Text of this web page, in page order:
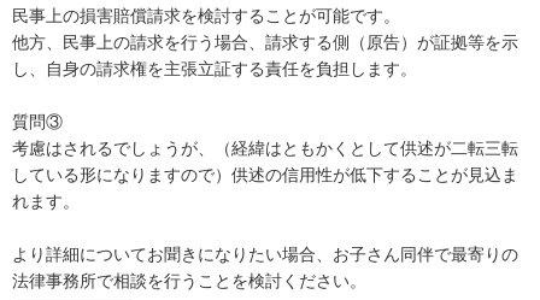
民事上の損害賠償請求を検討することが可能です。
他方、民事上の請求を行う場合、請求する側（原告）が証拠等を示
し、自身の請求権を主張立証する責任を負担します。
質問③
考慮はされるでしょうが、（経緯はともかくとして供述が二転三転
している形になりますので）供述の信用性が低下することが見込ま
れます。
より詳細についてお聞きになりたい場合、お子さん同伴で最寄りの
法律事務所で相談を行うことを検討ください。